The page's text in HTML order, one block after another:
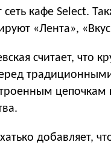
кафе Select.
«Лента»,
считает, что
цепочкам
добавляет,